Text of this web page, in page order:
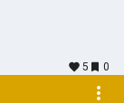
5
0